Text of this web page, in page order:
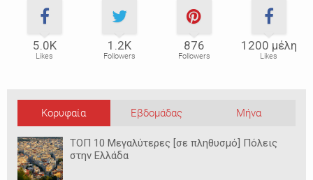
5.0Κ
Likes
1.2Κ
Followers
876
Followers
1200 μέλη
Likes
Κορυφαία Εβδομάδας Μήνα
ΤΟΠ 10 Μεγαλύτερες [σε πληθυσμό] Πόλεις
στην Ελλάδα